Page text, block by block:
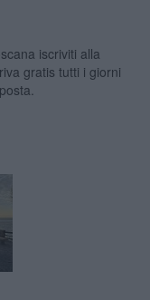
iscriviti alla
gratis tutti i giorni